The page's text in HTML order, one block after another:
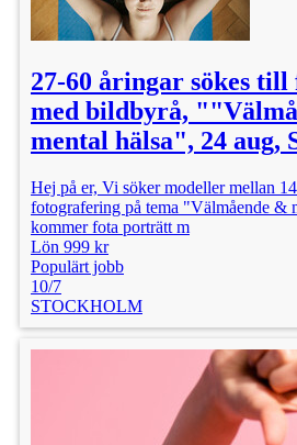
27-60 åringar sökes
med bildbyrå,
mental hälsa", 24 aug,
Hej på er, Vi söker modeller mellan
fotografering på tema "Välmående &
kommer fota porträtt m
Lön 999 kr
Populärt jobb
10/7
STOCKHOLM